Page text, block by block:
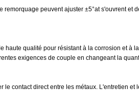
peuvent ajuster ±5°at s'ouvrent et
haute qualité pour résistant à la corrosion et à
exigences de couple en changeant la
contact direct entre les métaux. L'entretien et